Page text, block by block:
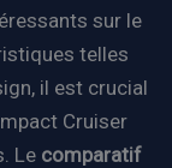
sur le
telles
il est crucial
Cruiser
Le comparatif